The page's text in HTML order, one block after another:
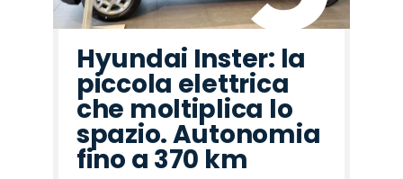
Hyundai Inster: la
piccola elettrica
che moltiplica lo
spazio. Autonomia
fino a 370 km